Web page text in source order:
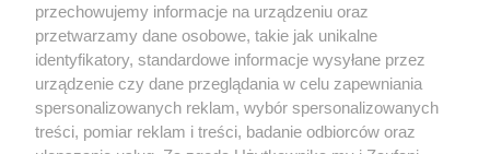
1 / 0
Nie zapomnij
zapoznać się z:
polityką prywatności regulamin korzystania z portali
przechowujemy informacje na urządzeniu oraz
przetwarzamy dane osobowe, takie jak unikalne
identyfikatory, standardowe informacje wysyłane przez
urządzenie czy dane przeglądania w celu zapewniania
spersonalizowanych reklam, wybór spersonalizowanych
treści, pomiar reklam i treści, badanie odbiorców oraz